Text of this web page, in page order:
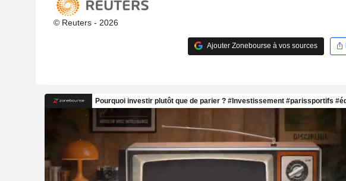
© Reuters - 2026
Ajouter Zonebourse à vos sources